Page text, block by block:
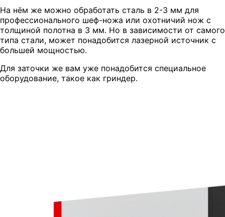
На нём же можно обработать сталь в 2-3 мм для
профессионального шеф-ножа или охотничий нож с
толщиной полотна в 3 мм. Но в зависимости от самого
типа стали, может понадобится лазерной источник с
большей мощностью.
Для заточки же вам уже понадобится специальное
оборудование, такое как гриндер.